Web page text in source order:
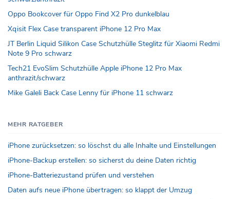
Oppo Bookcover für Oppo Find X2 Pro dunkelblau
Xqisit Flex Case transparent iPhone 12 Pro Max
JT Berlin Liquid Silikon Case Schutzhülle Steglitz für Xiaomi Redmi
Note 9 Pro schwarz
Tech21 EvoSlim Schutzhülle Apple iPhone 12 Pro Max
anthrazit/schwarz
Mike Galeli Back Case Lenny für iPhone 11 schwarz
MEHR RATGEBER
iPhone zurücksetzen: so löschst du alle Inhalte und Einstellungen
iPhone-Backup erstellen: so sicherst du deine Daten richtig
iPhone-Batteriezustand prüfen und verstehen
Daten aufs neue iPhone übertragen: so klappt der Umzug